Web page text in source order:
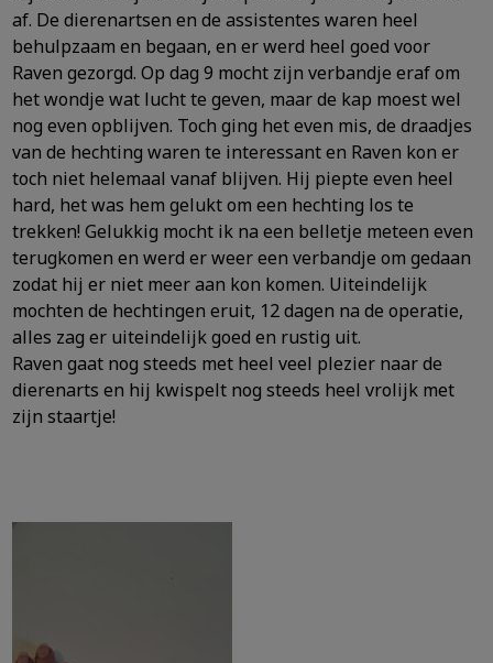
af. De dierenartsen en de assistentes waren heel
behulpzaam en begaan, en er werd heel goed voor
Raven gezorgd. Op dag 9 mocht zijn verbandje eraf om
het wondje wat lucht te geven, maar de kap moest wel
nog even opblijven. Toch ging het even mis, de draadjes
van de hechting waren te interessant en Raven kon er
toch niet helemaal vanaf blijven. Hij piepte even heel
hard, het was hem gelukt om een hechting los te
trekken! Gelukkig mocht ik na een belletje meteen even
terugkomen en werd er weer een verbandje om gedaan
zodat hij er niet meer aan kon komen. Uiteindelijk
mochten de hechtingen eruit, 12 dagen na de operatie,
alles zag er uiteindelijk goed en rustig uit.
Raven gaat nog steeds met heel veel plezier naar de
dierenarts en hij kwispelt nog steeds heel vrolijk met
zijn staartje!